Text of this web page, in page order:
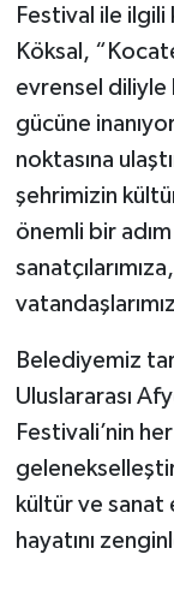
Festival ile ilgili
Köksal,
evrensel diliyle
gücüne
noktasına
şehrimizin
önemli bir
Belediyemiz
Uluslararası
Festivali’nin
kültür ve sanat
hayatını